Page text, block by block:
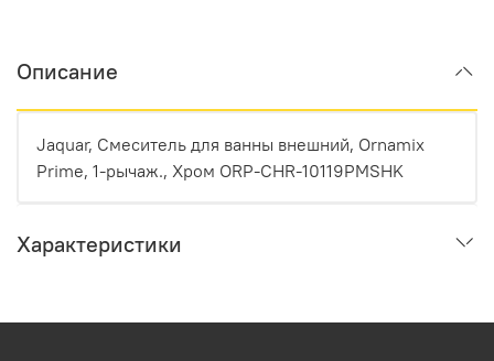
Описание
Jaquar, Смеситель для ванны внешний, Ornamix
Prime, 1-рычаж., Хром ORP-CHR-10119PMSHK
Характеристики